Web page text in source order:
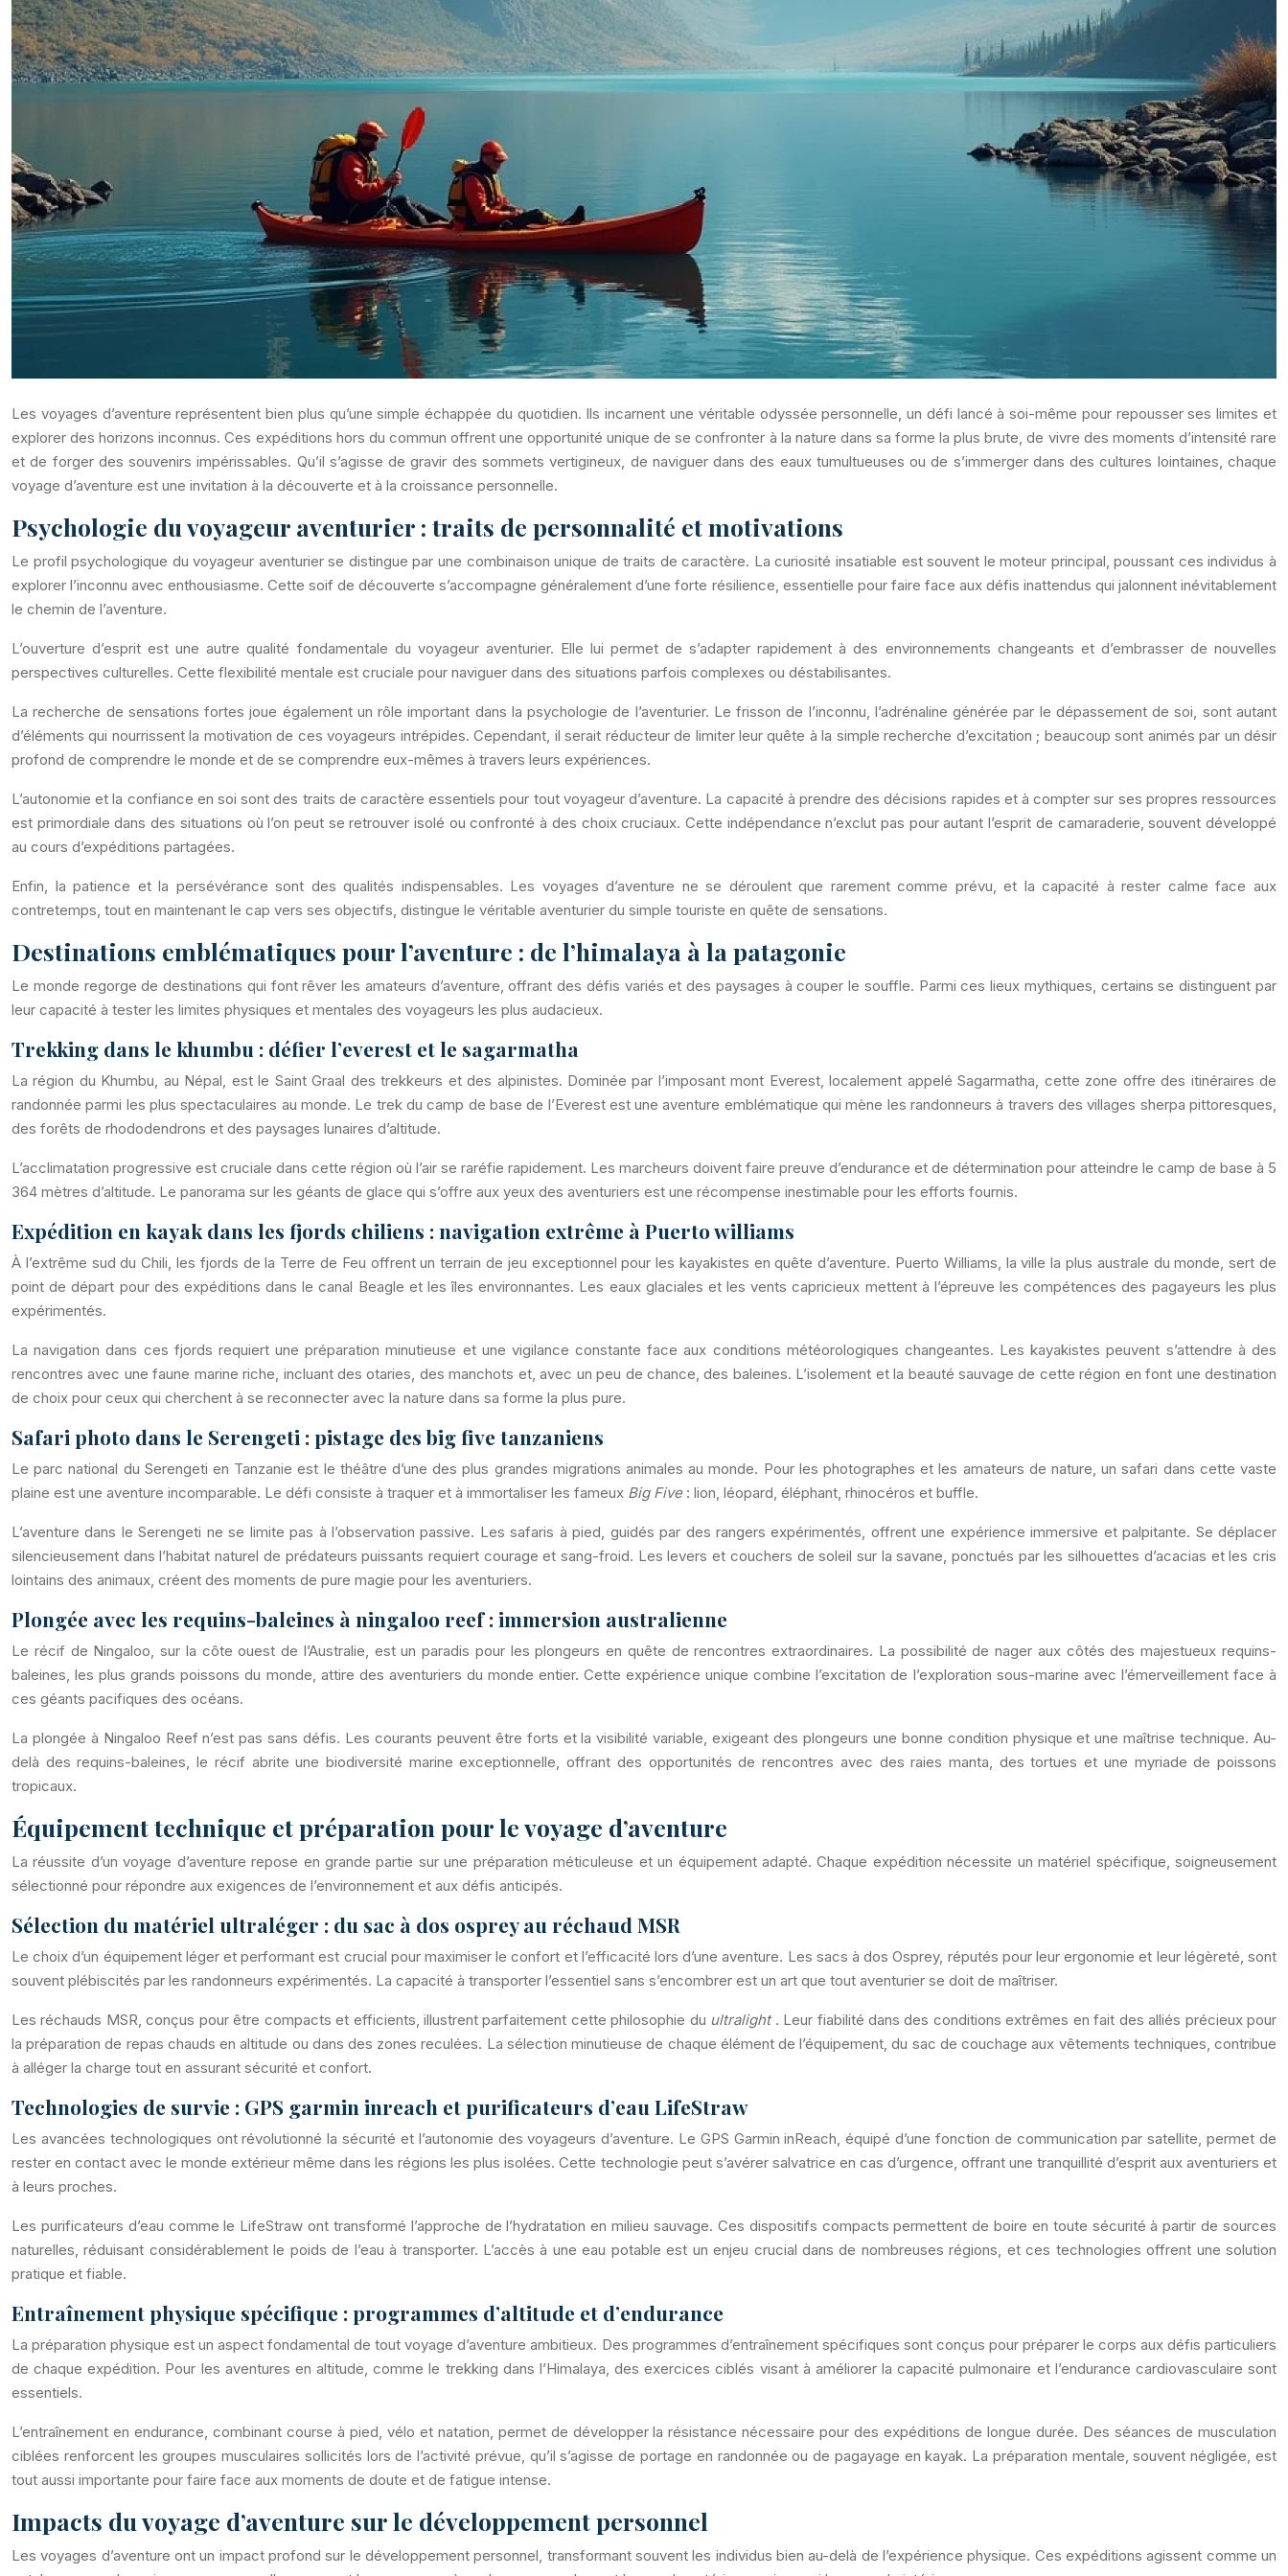
Les voyages d’aventure représentent bien plus qu’une simple échappée du quotidien. Ils incarnent une véritable odyssée personnelle, un défi lancé à soi-même pour repousser ses limites et
explorer des horizons inconnus. Ces expéditions hors du commun offrent une opportunité unique de se confronter à la nature dans sa forme la plus brute, de vivre des moments d’intensité rare
et de forger des souvenirs impérissables. Qu’il s’agisse de gravir des sommets vertigineux, de naviguer dans des eaux tumultueuses ou de s’immerger dans des cultures lointaines, chaque
voyage d’aventure est une invitation à la découverte et à la croissance personnelle.
Psychologie du voyageur aventurier : traits de personnalité et motivations
Le profil psychologique du voyageur aventurier se distingue par une combinaison unique de traits de caractère. La curiosité insatiable est souvent le moteur principal, poussant ces individus à
explorer l’inconnu avec enthousiasme. Cette soif de découverte s’accompagne généralement d’une forte résilience, essentielle pour faire face aux défis inattendus qui jalonnent inévitablement
le chemin de l’aventure.
L’ouverture d’esprit est une autre qualité fondamentale du voyageur aventurier. Elle lui permet de s’adapter rapidement à des environnements changeants et d’embrasser de nouvelles
perspectives culturelles. Cette flexibilité mentale est cruciale pour naviguer dans des situations parfois complexes ou déstabilisantes.
La recherche de sensations fortes joue également un rôle important dans la psychologie de l’aventurier. Le frisson de l’inconnu, l’adrénaline générée par le dépassement de soi, sont autant
d’éléments qui nourrissent la motivation de ces voyageurs intrépides. Cependant, il serait réducteur de limiter leur quête à la simple recherche d’excitation ; beaucoup sont animés par un désir
profond de comprendre le monde et de se comprendre eux-mêmes à travers leurs expériences.
L’autonomie et la confiance en soi sont des traits de caractère essentiels pour tout voyageur d’aventure. La capacité à prendre des décisions rapides et à compter sur ses propres ressources
est primordiale dans des situations où l’on peut se retrouver isolé ou confronté à des choix cruciaux. Cette indépendance n’exclut pas pour autant l’esprit de camaraderie, souvent développé
au cours d’expéditions partagées.
Enfin, la patience et la persévérance sont des qualités indispensables. Les voyages d’aventure ne se déroulent que rarement comme prévu, et la capacité à rester calme face aux
contretemps, tout en maintenant le cap vers ses objectifs, distingue le véritable aventurier du simple touriste en quête de sensations.
Destinations emblématiques pour l’aventure : de l’himalaya à la patagonie
Le monde regorge de destinations qui font rêver les amateurs d’aventure, offrant des défis variés et des paysages à couper le souffle. Parmi ces lieux mythiques, certains se distinguent par
leur capacité à tester les limites physiques et mentales des voyageurs les plus audacieux.
Trekking dans le khumbu : défier l’everest et le sagarmatha
La région du Khumbu, au Népal, est le Saint Graal des trekkeurs et des alpinistes. Dominée par l’imposant mont Everest, localement appelé Sagarmatha, cette zone offre des itinéraires de
randonnée parmi les plus spectaculaires au monde. Le trek du camp de base de l’Everest est une aventure emblématique qui mène les randonneurs à travers des villages sherpa pittoresques,
des forêts de rhododendrons et des paysages lunaires d’altitude.
L’acclimatation progressive est cruciale dans cette région où l’air se raréfie rapidement. Les marcheurs doivent faire preuve d’endurance et de détermination pour atteindre le camp de base à 5
364 mètres d’altitude. Le panorama sur les géants de glace qui s’offre aux yeux des aventuriers est une récompense inestimable pour les efforts fournis.
Expédition en kayak dans les fjords chiliens : navigation extrême à Puerto williams
À l’extrême sud du Chili, les fjords de la Terre de Feu offrent un terrain de jeu exceptionnel pour les kayakistes en quête d’aventure. Puerto Williams, la ville la plus australe du monde, sert de
point de départ pour des expéditions dans le canal Beagle et les îles environnantes. Les eaux glaciales et les vents capricieux mettent à l’épreuve les compétences des pagayeurs les plus
expérimentés.
La navigation dans ces fjords requiert une préparation minutieuse et une vigilance constante face aux conditions météorologiques changeantes. Les kayakistes peuvent s’attendre à des
rencontres avec une faune marine riche, incluant des otaries, des manchots et, avec un peu de chance, des baleines. L’isolement et la beauté sauvage de cette région en font une destination
de choix pour ceux qui cherchent à se reconnecter avec la nature dans sa forme la plus pure.
Safari photo dans le Serengeti : pistage des big five tanzaniens
Le parc national du Serengeti en Tanzanie est le théâtre d’une des plus grandes migrations animales au monde. Pour les photographes et les amateurs de nature, un safari dans cette vaste
plaine est une aventure incomparable. Le défi consiste à traquer et à immortaliser les fameux Big Five : lion, léopard, éléphant, rhinocéros et buffle.
L’aventure dans le Serengeti ne se limite pas à l’observation passive. Les safaris à pied, guidés par des rangers expérimentés, offrent une expérience immersive et palpitante. Se déplacer
silencieusement dans l’habitat naturel de prédateurs puissants requiert courage et sang-froid. Les levers et couchers de soleil sur la savane, ponctués par les silhouettes d’acacias et les cris
lointains des animaux, créent des moments de pure magie pour les aventuriers.
Plongée avec les requins-baleines à ningaloo reef : immersion australienne
Le récif de Ningaloo, sur la côte ouest de l’Australie, est un paradis pour les plongeurs en quête de rencontres extraordinaires. La possibilité de nager aux côtés des majestueux requins-
baleines, les plus grands poissons du monde, attire des aventuriers du monde entier. Cette expérience unique combine l’excitation de l’exploration sous-marine avec l’émerveillement face à
ces géants pacifiques des océans.
La plongée à Ningaloo Reef n’est pas sans défis. Les courants peuvent être forts et la visibilité variable, exigeant des plongeurs une bonne condition physique et une maîtrise technique. Au-
delà des requins-baleines, le récif abrite une biodiversité marine exceptionnelle, offrant des opportunités de rencontres avec des raies manta, des tortues et une myriade de poissons
tropicaux.
Équipement technique et préparation pour le voyage d’aventure
La réussite d’un voyage d’aventure repose en grande partie sur une préparation méticuleuse et un équipement adapté. Chaque expédition nécessite un matériel spécifique, soigneusement
sélectionné pour répondre aux exigences de l’environnement et aux défis anticipés.
Sélection du matériel ultraléger : du sac à dos osprey au réchaud MSR
Le choix d’un équipement léger et performant est crucial pour maximiser le confort et l’efficacité lors d’une aventure. Les sacs à dos Osprey, réputés pour leur ergonomie et leur légèreté, sont
souvent plébiscités par les randonneurs expérimentés. La capacité à transporter l’essentiel sans s’encombrer est un art que tout aventurier se doit de maîtriser.
Les réchauds MSR, conçus pour être compacts et efficients, illustrent parfaitement cette philosophie du ultralight . Leur fiabilité dans des conditions extrêmes en fait des alliés précieux pour
la préparation de repas chauds en altitude ou dans des zones reculées. La sélection minutieuse de chaque élément de l’équipement, du sac de couchage aux vêtements techniques, contribue
à alléger la charge tout en assurant sécurité et confort.
Technologies de survie : GPS garmin inreach et purificateurs d’eau LifeStraw
Les avancées technologiques ont révolutionné la sécurité et l’autonomie des voyageurs d’aventure. Le GPS Garmin inReach, équipé d’une fonction de communication par satellite, permet de
rester en contact avec le monde extérieur même dans les régions les plus isolées. Cette technologie peut s’avérer salvatrice en cas d’urgence, offrant une tranquillité d’esprit aux aventuriers et
à leurs proches.
Les purificateurs d’eau comme le LifeStraw ont transformé l’approche de l’hydratation en milieu sauvage. Ces dispositifs compacts permettent de boire en toute sécurité à partir de sources
naturelles, réduisant considérablement le poids de l’eau à transporter. L’accès à une eau potable est un enjeu crucial dans de nombreuses régions, et ces technologies offrent une solution
pratique et fiable.
Entraînement physique spécifique : programmes d’altitude et d’endurance
La préparation physique est un aspect fondamental de tout voyage d’aventure ambitieux. Des programmes d’entraînement spécifiques sont conçus pour préparer le corps aux défis particuliers
de chaque expédition. Pour les aventures en altitude, comme le trekking dans l’Himalaya, des exercices ciblés visant à améliorer la capacité pulmonaire et l’endurance cardiovasculaire sont
essentiels.
L’entraînement en endurance, combinant course à pied, vélo et natation, permet de développer la résistance nécessaire pour des expéditions de longue durée. Des séances de musculation
ciblées renforcent les groupes musculaires sollicités lors de l’activité prévue, qu’il s’agisse de portage en randonnée ou de pagayage en kayak. La préparation mentale, souvent négligée, est
tout aussi importante pour faire face aux moments de doute et de fatigue intense.
Impacts du voyage d’aventure sur le développement personnel
Les voyages d’aventure ont un impact profond sur le développement personnel, transformant souvent les individus bien au-delà de l’expérience physique. Ces expéditions agissent comme un